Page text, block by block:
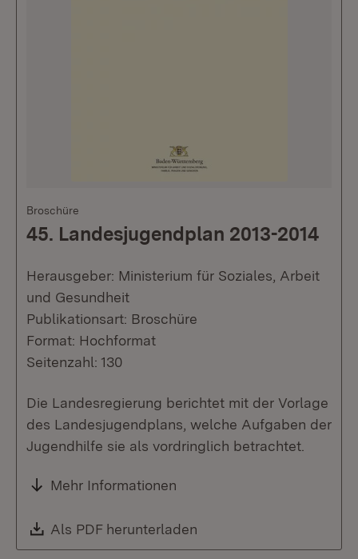
Broschüre
45. Landesjugendplan 2013-2014
Herausgeber: Ministerium für Soziales, Arbeit
und Gesundheit
Publikationsart: Broschüre
Format: Hochformat
Seitenzahl: 130
Die Landesregierung berichtet mit der Vorlage
des Landesjugendplans, welche Aufgaben der
Jugendhilfe sie als vordringlich betrachtet.
Mehr Informationen
Download:
Als PDF herunterladen